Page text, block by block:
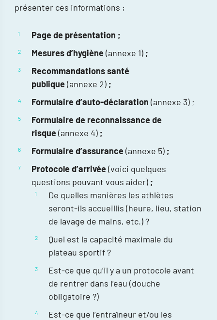
présenter ces informations ;
Page de présentation ;
Mesures d’hygiène(annexe 1) ;
Recommandations santé
publique(annexe 2) ;
Formulaire d’auto-déclaration (annexe 3) ;
Formulaire de reconnaissance de
risque(annexe 4) ;
Formulaire d’assurance(annexe 5) ;
Protocole d’arrivée(voici quelques
questions pouvant vous aider) ;
De quelles manières les athlètes
seront-ils accueillis (heure, lieu, station
de lavage de mains, etc.) ?
Quel est la capacité maximale du
plateau sportif ?
Est-ce que qu’il y a un protocole avant
de rentrer dans l’eau (douche
obligatoire ?)
Est-ce que l’entraîneur et/ou les